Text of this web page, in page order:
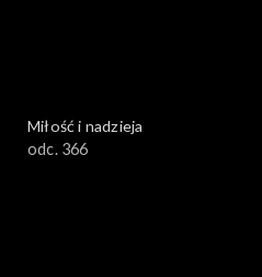
Miłość i nadzieja
odc. 366